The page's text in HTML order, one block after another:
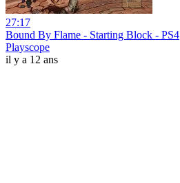
27:17
Bound By Flame - Starting Block - PS4
Playscope
il y a 12 ans